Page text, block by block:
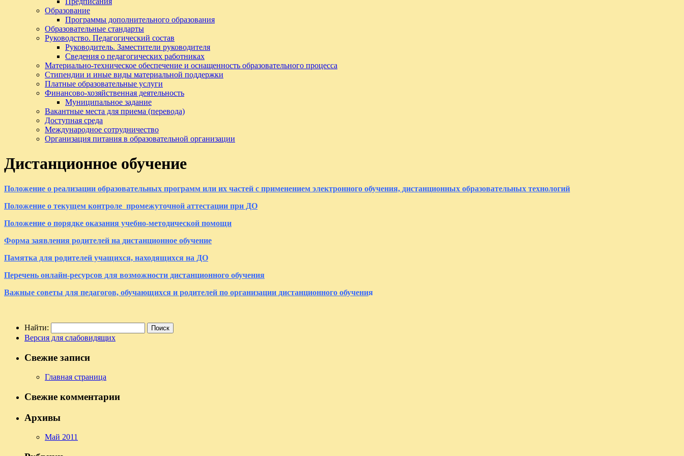
Образование
Программы дополнительного образования
Образовательные стандарты
Руководство. Педагогический состав
Руководитель. Заместители руководителя
Сведения о педагогических работниках
Материально-техническое обеспечение и оснащенность образовательного процесса
Стипендии и иные виды материальной поддержки
Платные образовательные услуги
Финансово-хозяйственная деятельность
Муниципальное задание
Вакантные места для приема (перевода)
Доступная среда
Международное сотрудничество
Организация питания в образовательной организации
Дистанционное обучение
Положение о реализации образовательных программ или их частей с применением электронного обучения, дистанционных образовательных технологий
Положение о текущем контроле промежуточной аттестации при ДО
Положение о порядке оказания учебно-методической помощи
Форма заявления родителей на дистанционное обучение
Памятка для родителей учащихся, находящихся на ДО
Перечень онлайн-ресурсов для возможности дистанционного обучения
Важные советы для педагогов, обучающихся и родителей по организации дистанционного обучения
Найти:
Версия для слабовидящих
Свежие записи
Главная страница
Свежие комментарии
Архивы
Май 2011